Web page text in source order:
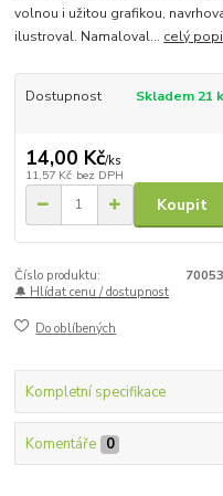
volnou i užitou grafikou,
ilustroval. Namaloval... celý
Dostupnost Skladem 21
14,00 Kč/ks
11,57 Kč bez DPH
Koupit
Číslo produktu:
🔔 Hlídat cenu / dostupnost
Do oblíbených
Kompletní specifikace
Komentáře 0